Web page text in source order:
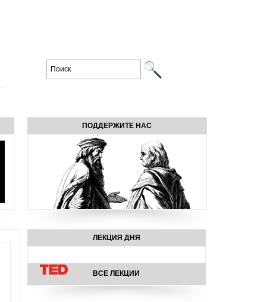
ПОДДЕРЖИТЕ НАС
ЛЕКЦИЯ ДНЯ
ВСЕ ЛЕКЦИИ